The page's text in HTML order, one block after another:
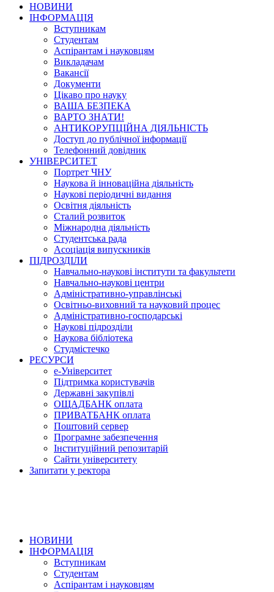
НОВИНИ
ІНФОРМАЦІЯ
Вступникам
Студентам
Аспірантам і науковцям
Викладачам
Вакансії
Документи
Цікаво про науку
ВАША БЕЗПЕКА
ВАРТО ЗНАТИ!
АНТИКОРУПЦІЙНА ДІЯЛЬНІСТЬ
Доступ до публічної інформації
Телефонний довідник
УНІВЕРСИТЕТ
Портрет ЧНУ
Наукова й інноваційна діяльність
Наукові періодичні видання
Освітня діяльність
Сталий розвиток
Міжнародна діяльність
Студентська рада
Асоціація випускників
ПІДРОЗДІЛИ
Навчально-наукові інститути та факультети
Навчально-наукові центри
Адміністративно-управлінські
Освітньо-виховний та науковий процес
Адміністративно-господарські
Наукові підрозділи
Наукова бібліотека
Студмістечко
РЕСУРСИ
е-Університет
Підтримка користувачів
Державні закупівлі
ОЩАДБАНК оплата
ПРИВАТБАНК оплата
Поштовий сервер
Програмне забезпечення
Інституційний репозитарій
Сайти університету
Запитати у ректора
НОВИНИ
ІНФОРМАЦІЯ
Вступникам
Студентам
Аспірантам і науковцям